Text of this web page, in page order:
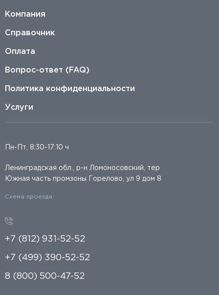
Компания
Справочник
Оплата
Вопрос-ответ (FAQ)
Политика конфиденциальности
Услуги
Пн-Пт, 8:30-17:10 ч
Ленинградская обл., р-н Ломоносовский, тер
Южная часть промзоны Горелово, ул 9 дом 8
Схема проезда
+7 (812) 931-52-52
+7 (499) 390-52-52
8 (800) 500-47-52